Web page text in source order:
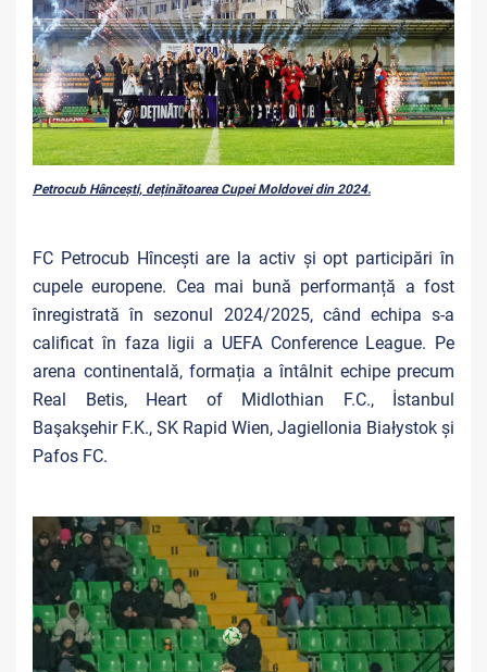
Petrocub Hâncești, deținătoarea Cupei Moldovei din 2024.
FC Petrocub Hîncești are la activ și opt participări în
cupele europene. Cea mai bună performanță a fost
înregistrată în sezonul 2024/2025, când echipa s-a
calificat în faza ligii a UEFA Conference League. Pe
arena continentală, formația a întâlnit echipe precum
Real Betis, Heart of Midlothian F.C., İstanbul
Başakşehir F.K., SK Rapid Wien, Jagiellonia Białystok și
Pafos FC.